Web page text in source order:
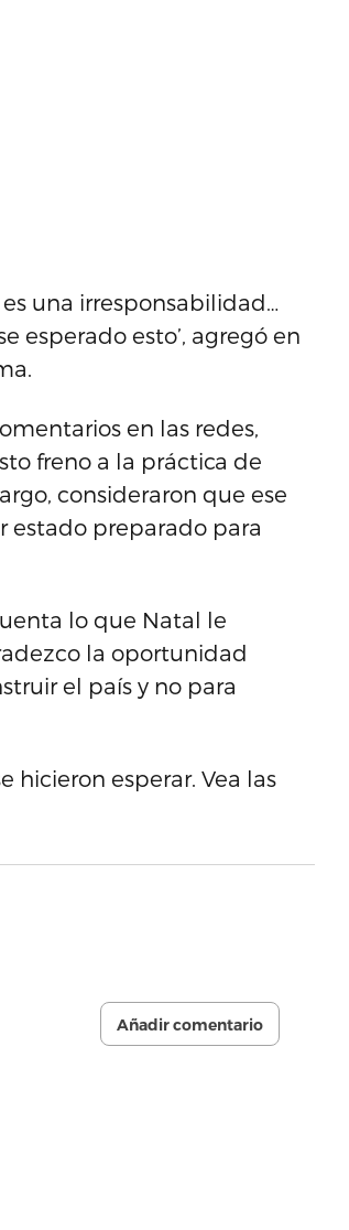
una irresponsabilidad…
esperado esto’, agregó en
en las redes,
freno a la práctica de
consideraron que ese
estado preparado para
lo que Natal le
la oportunidad
el país y no para
hicieron esperar. Vea las
Añadir comentario